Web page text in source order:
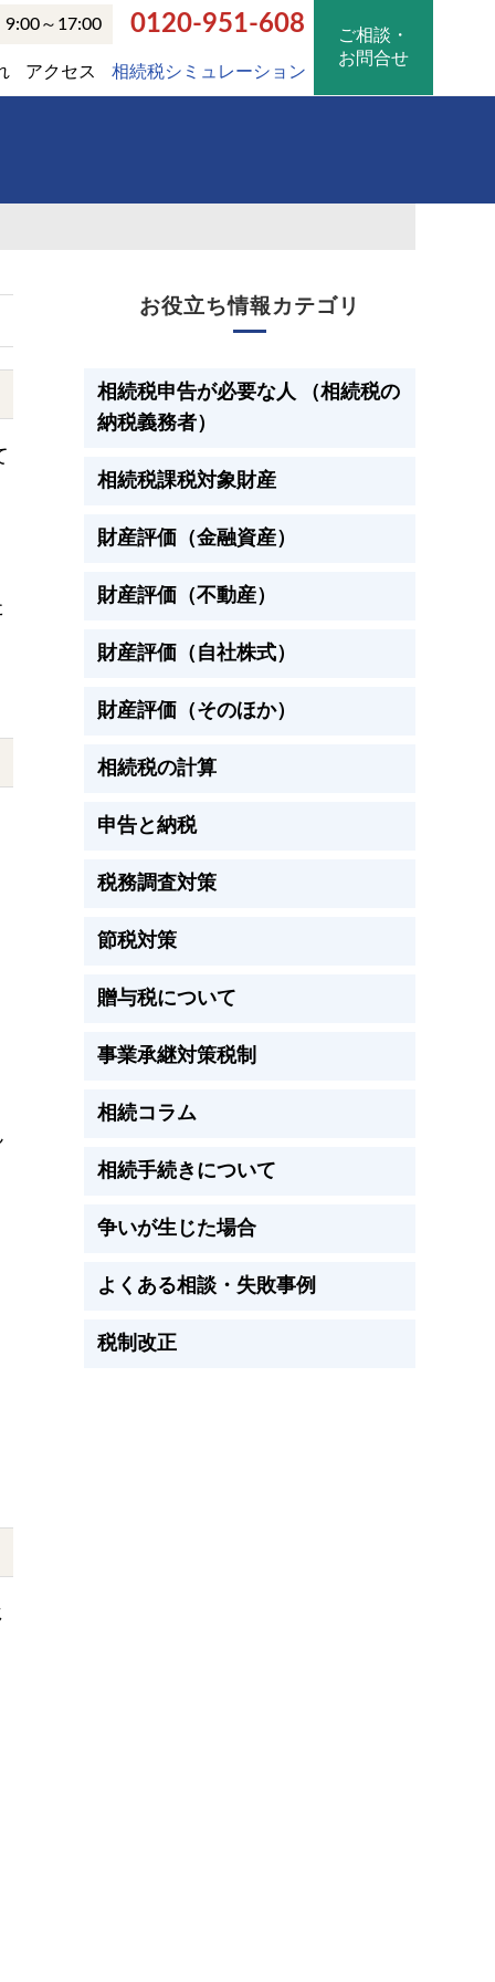
9:00～17:00 0120-951-608
アクセス 相続税シミュレーション
ご相談・
お問合せ
の
イ
ド
バ
ー
お役立ち情報カテゴリ
相続税申告が必要な人 （相続税の
納税義務者）
相続税課税対象財産
財産評価（金融資産）
財産評価（不動産）
財産評価（自社株式）
財産評価（そのほか）
相続税の計算
申告と納税
税務調査対策
節税対策
贈与税について
事業承継対策税制
相続コラム
相続手続きについて
争いが生じた場合
よくある相談・失敗事例
税制改正